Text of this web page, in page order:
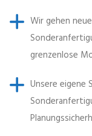
Wir gehen
grenzenlose
Unsere eigene